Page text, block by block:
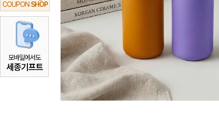
COUPON SHOP
모바일에서도
세종기프트